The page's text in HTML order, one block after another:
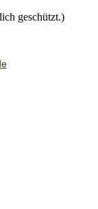
geschützt.)